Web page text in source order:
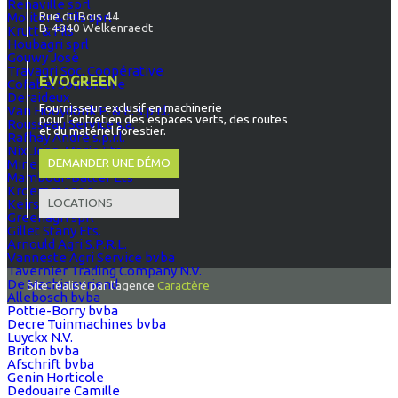
Renaville sprl
Molitor & Fils sprl
Krutt & Fils
Houbagri sprl
Gouwy José
Travagri Soc. Coopérative
Cofabel Sombreffe
Deraideux
Van Hooydonk P. & E. s.p.r.l.
Rousseau Service s.a.
Rafhay André s.p.r.l.
Nix Jean-Marie Ets
Mine & Co s.a.
Mambour-Batter Ets
Kroemmer s.a.
Keirse Jean-Pierre
Greenagri sprl
Gillet Stany Ets.
Arnould Agri S.P.R.L.
Vanneste Agri Service bvba
Tavernier Trading Company N.V.
De Machinevriend
Allebosch bvba
Pottie-Borry bvba
Decre Tuinmachines bvba
Luyckx N.V.
Briton bvba
Afschrift bvba
Genin Horticole
Dedouaire Camille
Rue du Bois 44
B-4840 Welkenraedt
EVOGREEN
Fournisseur exclusif en machinerie
pour l’entretien des espaces verts, des routes
et du matériel forestier.
DEMANDER UNE DÉMO
LOCATIONS
Site réalisé par l'agence Caractère